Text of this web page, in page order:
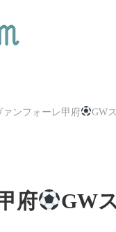
ァンフォーレ甲府 GW
府 GW